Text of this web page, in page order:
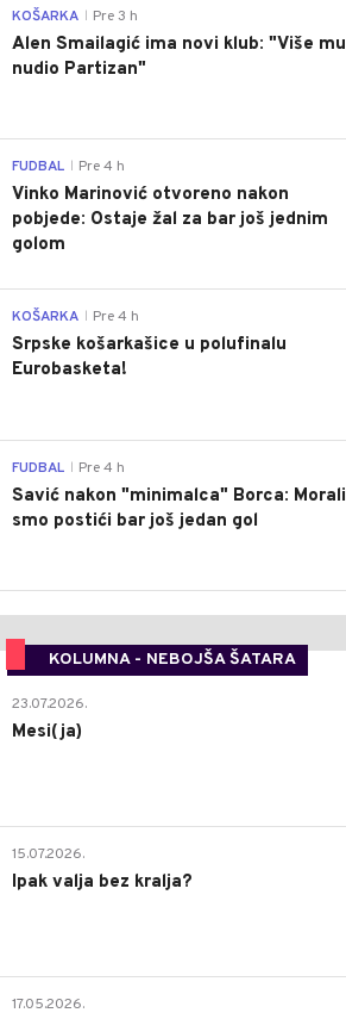
KOŠARKA Pre 3 h
Alen Smailagić ima novi klub: "Više mu
nudio Partizan"
FUDBAL Pre 4 h
Vinko Marinović otvoreno nakon
pobjede: Ostaje žal za bar još jednim
golom
KOŠARKA Pre 4 h
Srpske košarkašice u polufinalu
Eurobasketa!
FUDBAL Pre 4 h
Savić nakon "minimalca" Borca: Morali
smo postići bar još jedan gol
KOLUMNA - NEBOJŠA ŠATARA
23.07.2026.
Mesi(ja)
15.07.2026.
Ipak valja bez kralja?
17.05.2026.